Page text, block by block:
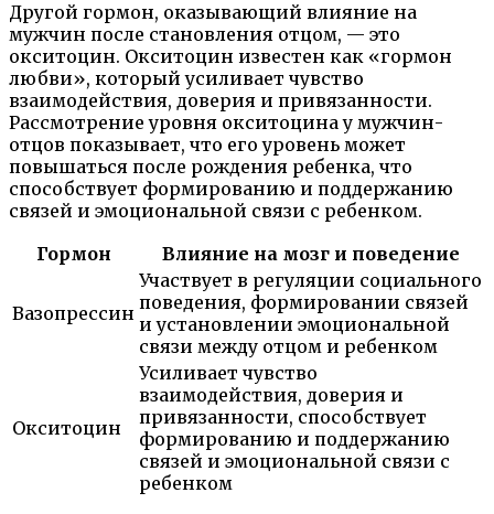
Другой гормон, оказывающий влияние на
мужчин после становления отцом, — это
окситоцин. Окситоцин известен как «гормон
любви», который усиливает чувство
взаимодействия, доверия и привязанности.
Рассмотрение уровня окситоцина у мужчин-
отцов показывает, что его уровень может
повышаться после рождения ребенка, что
способствует формированию и поддержанию
связей и эмоциональной связи с ребенком.
Гормон
Влияние на мозг и поведение
Вазопрессин
Участвует в регуляции социального
поведения, формировании связей
и установлении эмоциональной
связи между отцом и ребенком
Окситоцин
Усиливает чувство
взаимодействия, доверия и
привязанности, способствует
формированию и поддержанию
связей и эмоциональной связи с
ребенком